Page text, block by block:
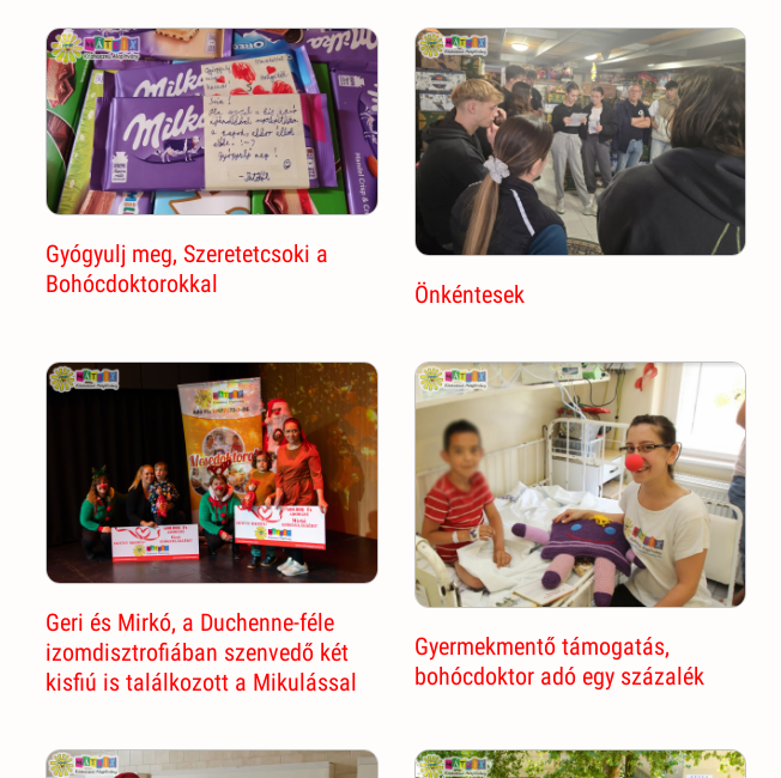
Gyógyulj meg, Szeretetcsoki a
Bohócdoktorokkal
Önkéntesek
Geri és Mirkó, a Duchenne-féle
izomdisztrofiában szenvedő két
kisfiú is találkozott a Mikulással
Gyermekmentő támogatás,
bohócdoktor adó egy százalék